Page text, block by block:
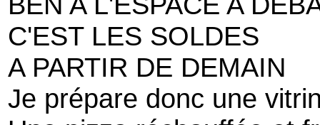
C'EST LES SOLDES
A PARTIR DE DEMAIN
Je prépare donc une